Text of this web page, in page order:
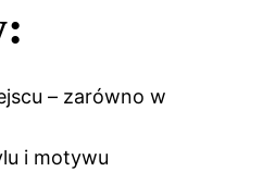
– zarówno w
i motywu